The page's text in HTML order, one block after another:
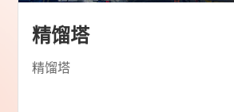
精馏塔
精馏塔